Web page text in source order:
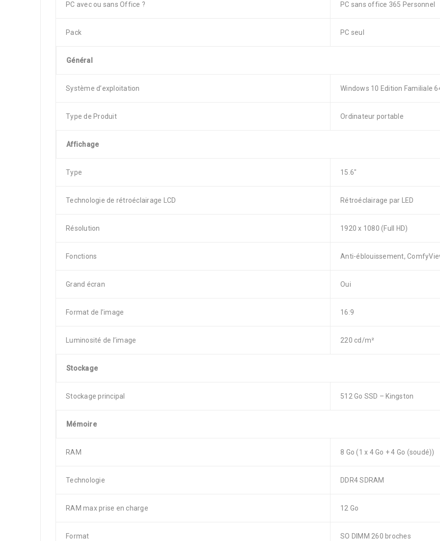
PC avec ou sans Office ? PC sans office 365 Personnel
Pack PC seul
Général
Système d’exploitation Windows 10 Edition Familiale
Type de Produit Ordinateur portable
Affichage
Type 15.6″
Technologie de rétroéclairage LCD Rétroéclairage par LED
Résolution 1920 x 1080 (Full HD)
Fonctions Anti-éblouissement,
Grand écran Oui
Format de l’image 16:9
Luminosité de l’image 220 cd/m²
Stockage
Stockage principal 512 Go SSD – Kingston
Mémoire
RAM 8 Go (1 x 4 Go + 4 Go (soudé))
Technologie DDR4 SDRAM
RAM max prise en charge 12 Go
Format SO DIMM 260 broches